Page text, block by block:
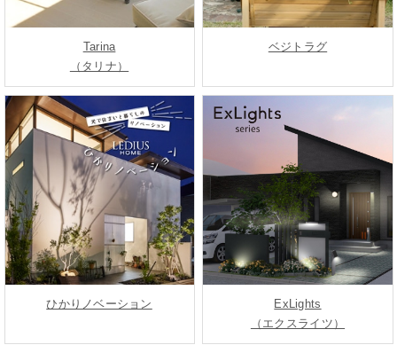
Tarina
（タリナ）
ベジトラグ
ひかりノベーション
ExLights
（エクスライツ）